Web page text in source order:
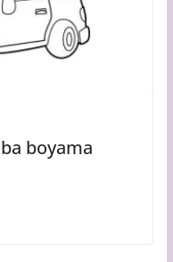
boyama